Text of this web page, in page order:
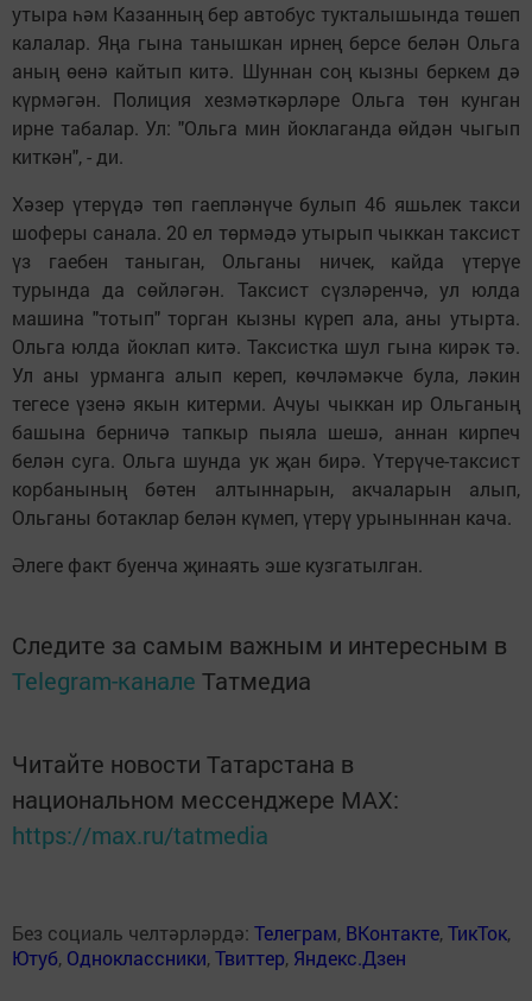
утыра һәм Казанның бер автобус тукталышында төшеп
калалар. Яңа гына танышкан ирнең берсе белән Ольга
аның өенә кайтып китә. Шуннан соң кызны беркем дә
күрмәгән. Полиция хезмәткәрләре Ольга төн кунган
ирне табалар. Ул: "Ольга мин йоклаганда өйдән чыгып
киткән", - ди.
Хәзер үтерүдә төп гаепләнүче булып 46 яшьлек такси
шоферы санала. 20 ел төрмәдә утырып чыккан таксист
үз гаебен таныган, Ольганы ничек, кайда үтерүе
турында да сөйләгән. Таксист сүзләренчә, ул юлда
машина "тотып" торган кызны күреп ала, аны утырта.
Ольга юлда йоклап китә. Таксистка шул гына кирәк тә.
Ул аны урманга алып кереп, көчләмәкче була, ләкин
тегесе үзенә якын китерми. Ачуы чыккан ир Ольганың
башына берничә тапкыр пыяла шешә, аннан кирпеч
белән суга. Ольга шунда ук җан бирә. Үтерүче-таксист
корбанының бөтен алтыннарын, акчаларын алып,
Ольганы ботаклар белән күмеп, үтерү урыныннан кача.
Әлеге факт буенча җинаять эше кузгатылган.
Следите за самым важным и интересным в
Telegram-канале Татмедиа
Читайте новости Татарстана в
национальном мессенджере MАХ:
https://max.ru/tatmedia
Без социаль челтәрләрдә: Телеграм, ВКонтакте,ТикТок,
Ютуб, Одноклассники,Твиттер, Яндекс.Дзен